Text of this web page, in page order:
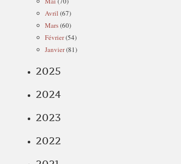
Avril (67)
Mars(60)
Février(54)
Janvier(81)
2025
2024
2023
2022